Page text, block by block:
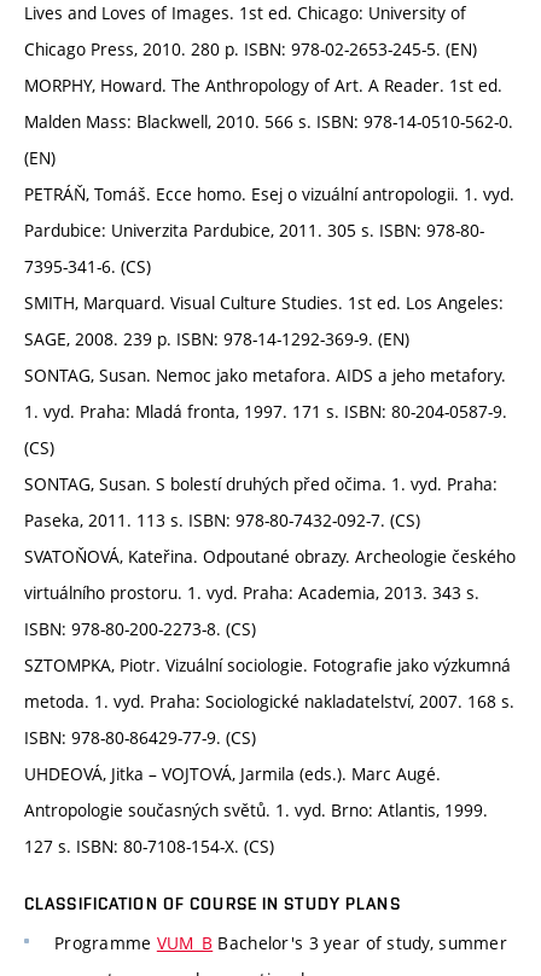
Lives and Loves of Images. 1st ed. Chicago: University of
Chicago Press, 2010. 280 p. ISBN: 978-02-2653-245-5. (EN)
MORPHY, Howard. The Anthropology of Art. A Reader. 1st ed.
Malden Mass: Blackwell, 2010. 566 s. ISBN: 978-14-0510-562-0.
(EN)
PETRÁŇ, Tomáš. Ecce homo. Esej o vizuální antropologii. 1. vyd.
Pardubice: Univerzita Pardubice, 2011. 305 s. ISBN: 978-80-
7395-341-6. (CS)
SMITH, Marquard. Visual Culture Studies. 1st ed. Los Angeles:
SAGE, 2008. 239 p. ISBN: 978-14-1292-369-9. (EN)
SONTAG, Susan. Nemoc jako metafora. AIDS a jeho metafory.
1. vyd. Praha: Mladá fronta, 1997. 171 s. ISBN: 80-204-0587-9.
(CS)
SONTAG, Susan. S bolestí druhých před očima. 1. vyd. Praha:
Paseka, 2011. 113 s. ISBN: 978-80-7432-092-7. (CS)
SVATOŇOVÁ, Kateřina. Odpoutané obrazy. Archeologie českého
virtuálního prostoru. 1. vyd. Praha: Academia, 2013. 343 s.
ISBN: 978-80-200-2273-8. (CS)
SZTOMPKA, Piotr. Vizuální sociologie. Fotografie jako výzkumná
metoda. 1. vyd. Praha: Sociologické nakladatelství, 2007. 168 s.
ISBN: 978-80-86429-77-9. (CS)
UHDEOVÁ, Jitka – VOJTOVÁ, Jarmila (eds.). Marc Augé.
Antropologie současných světů. 1. vyd. Brno: Atlantis, 1999.
127 s. ISBN: 80-7108-154-X. (CS)
CLASSIFICATION OF COURSE IN STUDY PLANS
Programme VUM_B Bachelor's 3 year of study, summer